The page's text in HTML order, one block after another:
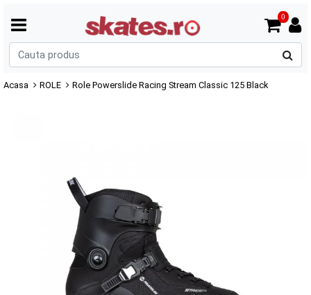
0
Acasa ROLE Role Powerslide Racing Stream Classic 125 Black